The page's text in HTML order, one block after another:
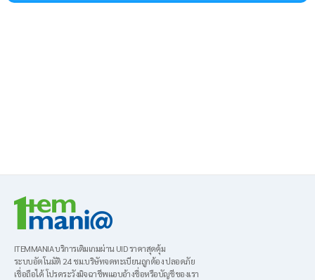
ITEMMANIA บริการเติมเกมผ่าน UID ราคาสุดคุ้ม
ระบบอัตโนมัติ 24 ชม.บริษัทจดทะเบียนถูกต้อง ปลอดภัย
เชื่อถือได้ โปรดระวังมิจฉาชีพแอบอ้างชื่อหรือบัญชีของเรา